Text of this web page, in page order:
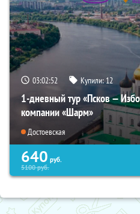
03:02:51 Купили:12
1-дневный тур «Псков —
компании «Шарм»
Достоевская
640 руб.
5100руб.